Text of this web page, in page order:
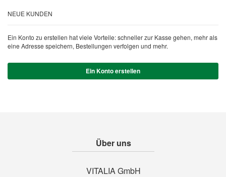
NEUE KUNDEN
Ein Konto zu erstellen hat viele Vorteile: schneller zur Kasse gehen, mehr als
eine Adresse speichern, Bestellungen verfolgen und mehr.
Ein Konto erstellen
Über uns
VITALIA GmbH